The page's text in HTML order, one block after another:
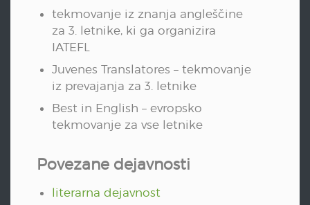
tekmovanje iz znanja angleščine
za 3. letnike, ki ga organizira
IATEFL
Juvenes Translatores – tekmovanje
iz prevajanja za 3. letnike
Best in English – evropsko
tekmovanje za vse letnike
Povezane dejavnosti
literarna dejavnost